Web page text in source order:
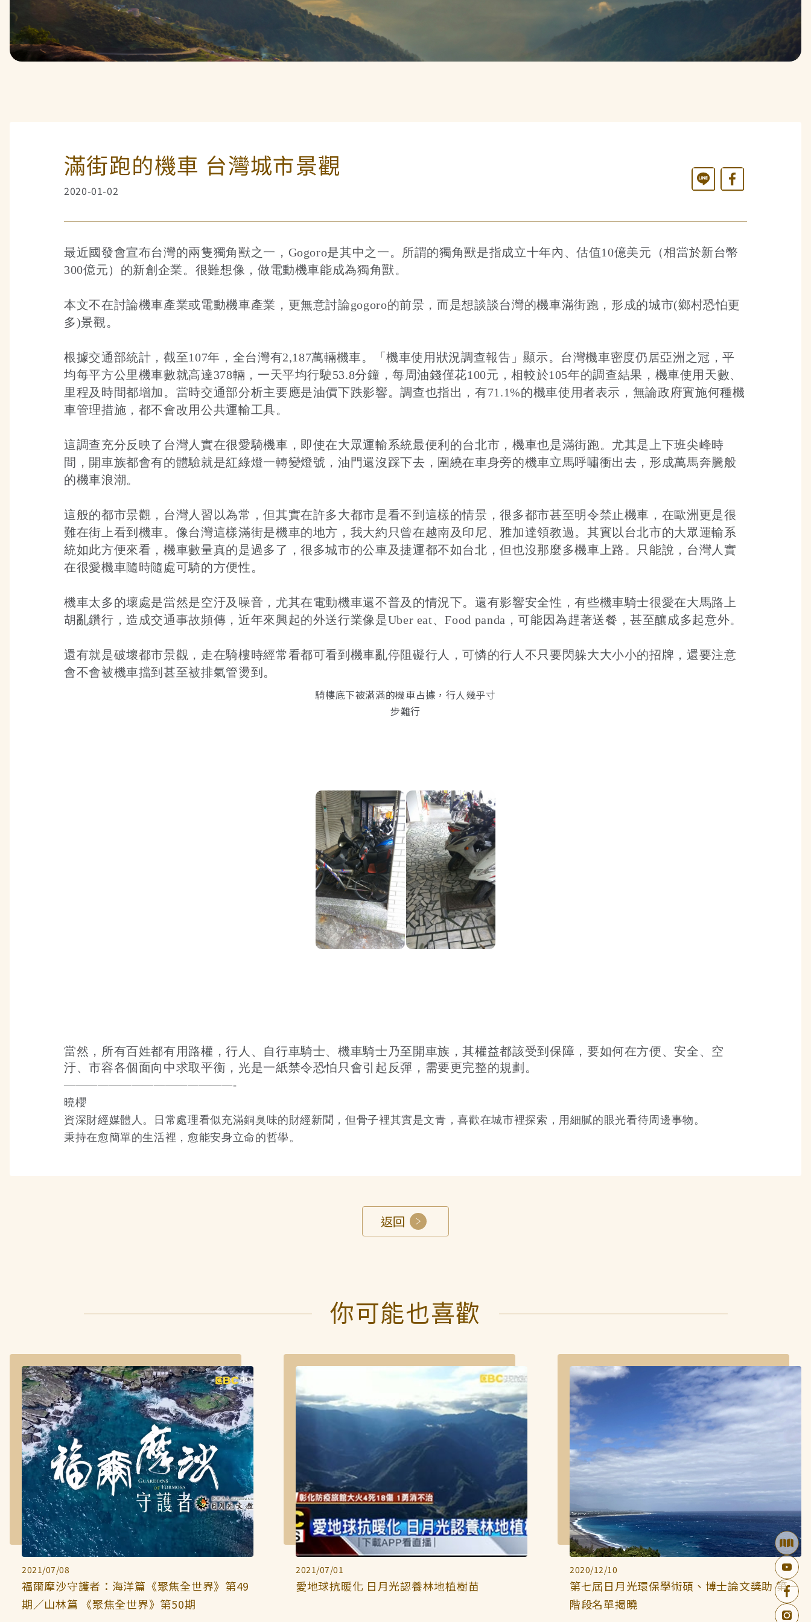
滿街跑的機車 台灣城市景觀
2020-01-02
Line
最近國發會宣布台灣的兩隻獨角獸之一，Gogoro是其中之一。所謂的獨角獸是指成立十年內、估值10億美元（相當於新台幣
300億元）的新創企業。很難想像，做電動機車能成為獨角獸。
本文不在討論機車產業或電動機車產業，更無意討論gogoro的前景，而是想談談台灣的機車滿街跑，形成的城市(鄉村恐怕更
多)景觀。
根據交通部統計，截至107年，全台灣有2,187萬輛機車。「機車使用狀況調查報告」顯示。台灣機車密度仍居亞洲之冠，平
均每平方公里機車數就高達378輛，一天平均行駛53.8分鐘，每周油錢僅花100元，相較於105年的調查結果，機車使用天數、
里程及時間都增加。當時交通部分析主要應是油價下跌影響。調查也指出，有71.1%的機車使用者表示，無論政府實施何種機
車管理措施，都不會改用公共運輸工具。
這調查充分反映了台灣人實在很愛騎機車，即使在大眾運輸系統最便利的台北市，機車也是滿街跑。尤其是上下班尖峰時
間，開車族都會有的體驗就是紅綠燈一轉變燈號，油門還沒踩下去，圍繞在車身旁的機車立馬呼嘯衝出去，形成萬馬奔騰般
的機車浪潮。
這般的都市景觀，台灣人習以為常，但其實在許多大都市是看不到這樣的情景，很多都市甚至明令禁止機車，在歐洲更是很
難在街上看到機車。像台灣這樣滿街是機車的地方，我大約只曾在越南及印尼、雅加達領教過。其實以台北市的大眾運輸系
統如此方便來看，機車數量真的是過多了，很多城市的公車及捷運都不如台北，但也沒那麼多機車上路。只能說，台灣人實
在很愛機車隨時隨處可騎的方便性。
機車太多的壞處是當然是空汙及噪音，尤其在電動機車還不普及的情況下。還有影響安全性，有些機車騎士很愛在大馬路上
胡亂鑽行，造成交通事故頻傳，近年來興起的外送行業像是Uber eat、Food panda，可能因為趕著送餐，甚至釀成多起意外。
還有就是破壞都市景觀，走在騎樓時經常看都可看到機車亂停阻礙行人，可憐的行人不只要閃躲大大小小的招牌，還要注意
會不會被機車擋到甚至被排氣管燙到。
騎樓底下被滿滿的機車占據，行人幾乎寸
步難行
當然，所有百姓都有用路權，行人、自行車騎士、機車騎士乃至開車族，其權益都該受到保障，要如何在方便、安全、空
汙、市容各個面向中求取平衡，光是一紙禁令恐怕只會引起反彈，需要更完整的規劃。
———————————————-
曉櫻
資深財經媒體人。日常處理看似充滿銅臭味的財經新聞，但骨子裡其實是文青，喜歡在城市裡探索，用細膩的眼光看待周邊事物。
秉持在愈簡單的生活裡，愈能安身立命的哲學。
返回
你可能也喜歡
2021/07/08
福爾摩沙守護者：海洋篇《聚焦全世界》第49
期／山林篇 《聚焦全世界》第50期
2021/07/01
愛地球抗暖化 日月光認養林地植樹苗
2020/12/10
第七屆日月光環保學術碩、博士論文獎助 第一
階段名單揭曉